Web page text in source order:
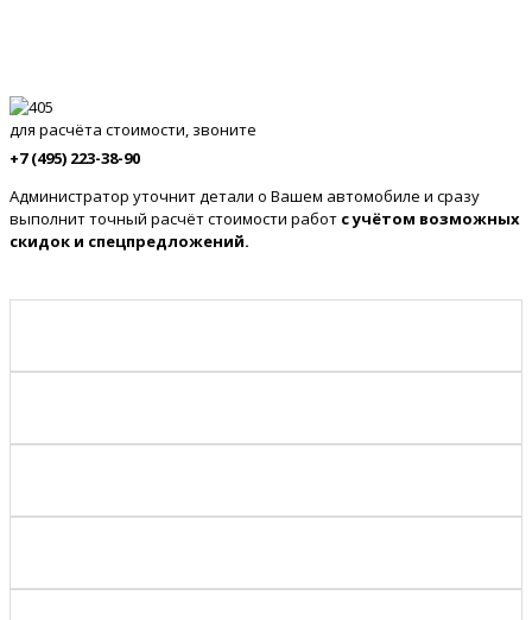
для расчёта стоимости, звоните
+7 (495) 223-38-90
Администратор уточнит детали о Вашем автомобиле и сразу
выполнит точный расчёт стоимости работ с учётом возможных
скидок и спецпредложений.